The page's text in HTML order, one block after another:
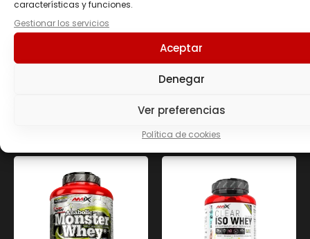
características y funciones.
Gestionar los servicios
Aceptar
Denegar
Ver preferencias
Política de cookies
PROFESSIONAL
Seleccionar opciones
VITARGO LOAD
NARANJA
41.90€
Seleccionar opciones